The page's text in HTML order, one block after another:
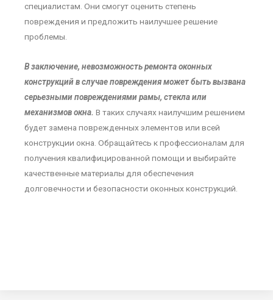
специалистам. Они смогут оценить степень
повреждения и предложить наилучшее решение
проблемы.
В заключение, невозможность ремонта оконных
конструкций в случае повреждения может быть вызвана
серьезными повреждениями рамы, стекла или
механизмов окна. В таких случаях наилучшим решением
будет замена поврежденных элементов или всей
конструкции окна. Обращайтесь к профессионалам для
получения квалифицированной помощи и выбирайте
качественные материалы для обеспечения
долговечности и безопасности оконных конструкций.